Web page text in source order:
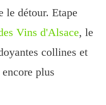
le détour. Etape
Vins d'Alsace, le
collines et
plus